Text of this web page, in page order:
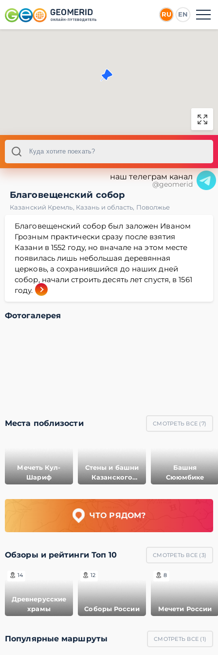
RU EN
наш телеграм канал
@geomerid
Благовещенский собор
Казанский Кремль, Казань и область, Поволжье
Благовещенский собор был заложен Иваном
Грозным практически сразу после взятия
Казани в 1552 году, но вначале на этом месте
появилась лишь небольшая деревянная
церковь, а сохранившийся до наших дней
собор, начали строить десять лет спустя, в 1561
году.
Фотогалерея
Места поблизости СМОТРЕТЬ ВСЕ (7)
Мечеть Кул-
Шариф
Стены и башни
Казанского
Кремля
Башня
Сююмбике
ЧТО РЯДОМ?
Обзоры и рейтинги Топ 10 СМОТРЕТЬ ВСЕ (3)
14
Древнерусские
храмы
12
Соборы России
8
Мечети России
Популярные маршруты СМОТРЕТЬ ВСЕ (1)